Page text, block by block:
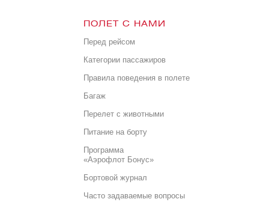
ПОЛЕТ С НАМИ
Перед рейсом
Категории пассажиров
Правила поведения в полете
Багаж
Перелет с животными
Питание на борту
Программа
«Аэрофлот Бонус»
Бортовой журнал
Часто задаваемые вопросы